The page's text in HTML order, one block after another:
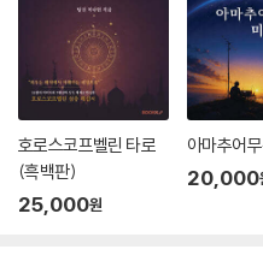
호로스코프벨린 타로
(흑백판)
25,000원
아마추어
20,000